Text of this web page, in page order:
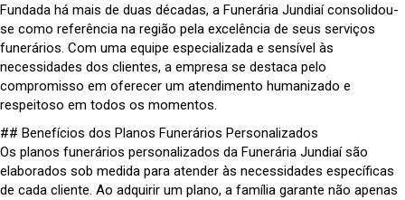
Fundada há mais de duas décadas, a Funerária Jundiaí consolidou-
se como referência na região pela excelência de seus serviços
funerários. Com uma equipe especializada e sensível às
necessidades dos clientes, a empresa se destaca pelo
compromisso em oferecer um atendimento humanizado e
respeitoso em todos os momentos.
## Benefícios dos Planos Funerários Personalizados
Os planos funerários personalizados da Funerária Jundiaí são
elaborados sob medida para atender às necessidades específicas
de cada cliente. Ao adquirir um plano, a família garante não apenas